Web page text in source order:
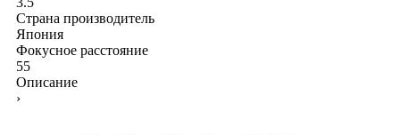
Страна производитель
Япония
Фокусное расстояние
55
Описание
›